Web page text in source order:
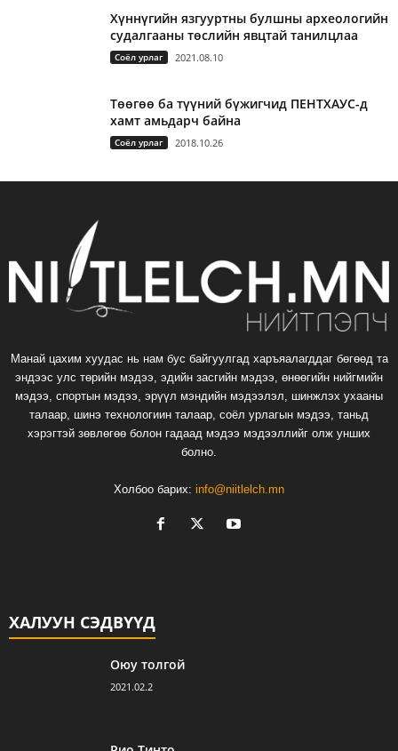
Хүннүгийн язгууртны булшны археологийн
судалгааны төслийн явцтай танилцлаа
Соёл урлаг 2021.08.10
Төөгөө ба түүний бүжигчид ПЕНТХАУС-д
хамт амьдарч байна
Соёл урлаг 2018.10.26
Манай цахим хуудас нь нам бус байгуулгад харъяалагддаг бөгөөд та
эндээс улс төрийн мэдээ, эдийн засгийн мэдээ, өнөөгийн нийгмийн
мэдээ, спортын мэдээ, эрүүл мэндийн мэдээлэл, шинжлэх ухааны
талаар, шинэ технологиин талаар, соёл урлагын мэдээ, таньд
хэрэгтэй зөвлөгөө болон гадаад мэдээ мэдээллийг олж унших
болно.
Холбоо барих: info@niitlelch.mn
ХАЛУУН СЭДВҮҮД
Оюу толгой
2021.02.2